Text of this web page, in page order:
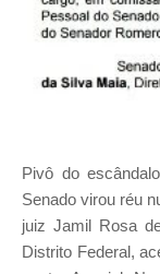
Pivô do
Senado virou réu
juiz Jamil Rosa
Distrito Federal,